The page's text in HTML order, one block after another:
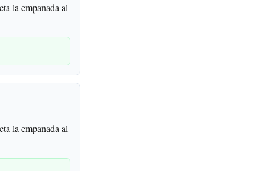
la empanada al
la empanada al